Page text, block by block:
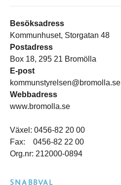
Besöksadress
Kommunhuset, Storgatan 48
Postadress
Box 18, 295 21 Bromölla
E-post
kommunstyrelsen@bromolla.se
Webbadress
www.bromolla.se
Växel: 0456-82 20 00
Fax: 0456-82 22 00
Org.nr: 212000-0894
SNABBVAL